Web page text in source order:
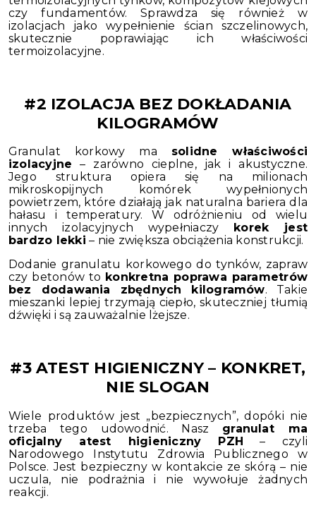
czy fundamentów. Sprawdza się również w
izolacjach jako wypełnienie ścian szczelinowych,
skutecznie poprawiając ich właściwości
termoizolacyjne.
#2 IZOLACJA BEZ DOKŁADANIA
KILOGRAMÓW
Granulat korkowy ma solidne właściwości
izolacyjne – zarówno cieplne, jak i akustyczne.
Jego struktura opiera się na milionach
mikroskopijnych komórek wypełnionych
powietrzem, które działają jak naturalna bariera dla
hałasu i temperatury. W odróżnieniu od wielu
innych izolacyjnych wypełniaczy korek jest
bardzo lekki – nie zwiększa obciążenia konstrukcji.
Dodanie granulatu korkowego do tynków, zapraw
czy betonów to konkretna poprawa parametrów
bez dodawania zbędnych kilogramów. Takie
mieszanki lepiej trzymają ciepło, skuteczniej tłumią
dźwięki i są zauważalnie lżejsze.
#3 ATEST HIGIENICZNY – KONKRET,
NIE SLOGAN
Wiele produktów jest „bezpiecznych”, dopóki nie
trzeba tego udowodnić. Nasz granulat ma
oficjalny atest higieniczny PZH – czyli
Narodowego Instytutu Zdrowia Publicznego w
Polsce. Jest bezpieczny w kontakcie ze skórą – nie
uczula, nie podrażnia i nie wywołuje żadnych
reakcji.